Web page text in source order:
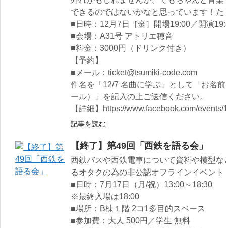
できるのではないかなと思っています！
■日時：12月7日［金］開場19:00／開演
■会場：A31号 アトリエ穂音
■料金：3000円（ドリンク付き）
【予約】
■メール：ticket@tsumiki-code.com
件名を「12/7 名曲に学ぶ」として「お名
ール）」を記入の上ご送信ください。
【詳細】https://www.facebook.com/
記事を読む
【終了】第49回「西鉄を語る会」
西鉄バスや西鉄電車について資料や模型
るオタクの為の非公認オフラインイベント
■日時：7月17日（月/祝）13:00～18:30
※最終入場は18:00
■場所：B棟１階 2コ1多目的スペース
■参加費：大人 500円／学生 無料